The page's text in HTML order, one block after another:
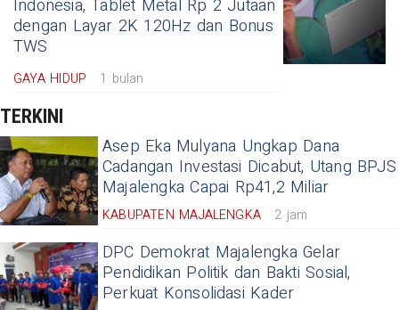
Indonesia, Tablet Metal Rp 2 Jutaan
dengan Layar 2K 120Hz dan Bonus
TWS
GAYA HIDUP 1 bulan
TERKINI
Asep Eka Mulyana Ungkap Dana
Cadangan Investasi Dicabut, Utang BPJS
Majalengka Capai Rp41,2 Miliar
KABUPATEN MAJALENGKA 2 jam
DPC Demokrat Majalengka Gelar
Pendidikan Politik dan Bakti Sosial,
Perkuat Konsolidasi Kader